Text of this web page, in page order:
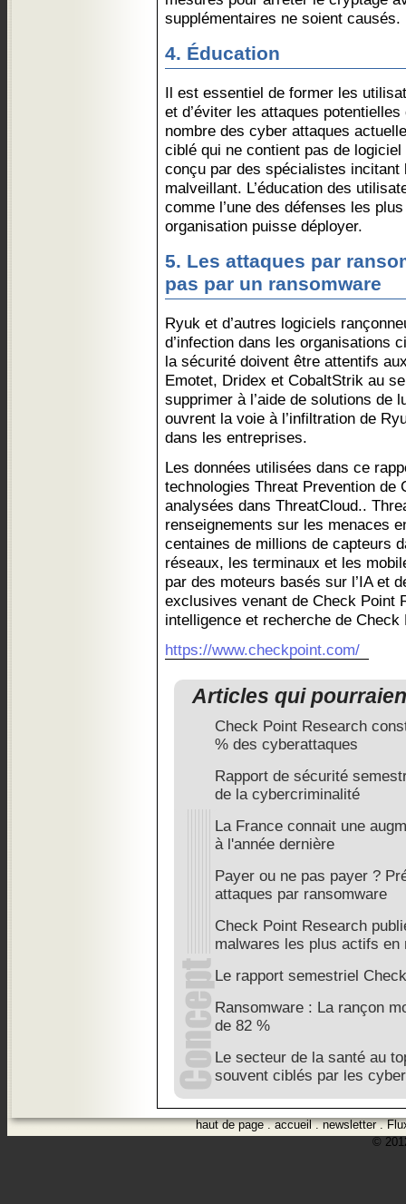
supplémentaires ne soient causés.
4. Éducation
Il est essentiel de former les
et d’éviter les attaques
nombre des cyber attaques
ciblé qui ne contient pas de
conçu par des spécialistes incitant
malveillant. L’éducation des
comme l’une des défenses les
organisation puisse déployer.
5. Les attaques par
pas par un ransomware
Ryuk et d’autres logiciels
d’infection dans les organisations
la sécurité doivent être attentifs
Emotet, Dridex et CobaltStrik au
supprimer à l’aide de solutions de
ouvrent la voie à l’infiltration de
dans les entreprises.
Les données utilisées dans ce
technologies Threat Prevention
analysées dans ThreatCloud..
renseignements sur les menaces
centaines de millions de capteurs
réseaux, les terminaux et les
par des moteurs basés sur l’IA et
exclusives venant de Check Point
intelligence et recherche de Check
https://www.checkpoint.com/
Articles qui
Check Point Research
% des cyberattaques
Rapport de sécurité
de la cybercriminalité
La France connait une
à l'année dernière
Payer ou ne pas payer ?
attaques par ransomware
Check Point Research
malwares les plus actifs en
Le rapport semestriel
Ransomware : La rançon
de 82 %
Le secteur de la santé au
souvent ciblés par les
haut de page.accueil.newsletter.
©